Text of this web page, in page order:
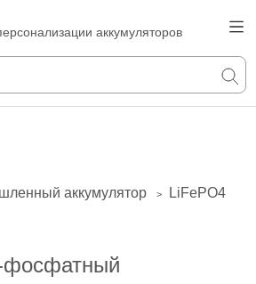
аккумуляторов
аккумулятор >
LiFePO4
фосфатный